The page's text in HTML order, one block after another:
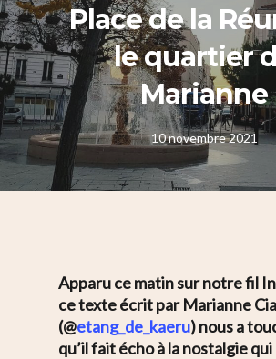
Place de la
le quartier
Marianne
10 novembre 2021
Apparu ce matin sur notre fil
ce texte écrit par Marianne
(@etang_de_kaeru) nous a
qu’il fait écho à la nostalgie